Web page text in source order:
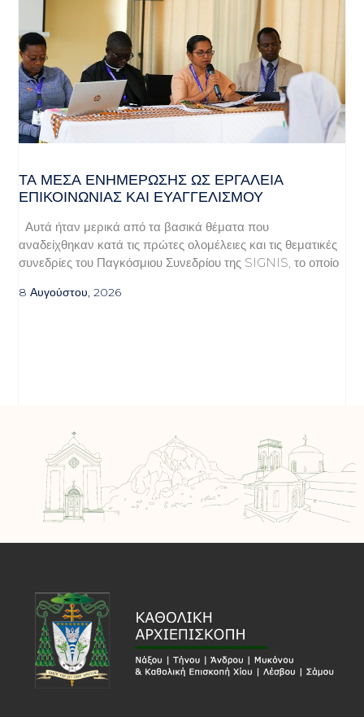
ΤΑ ΜΈΣΑ ΕΝΗΜΈΡΩΣΗΣ ΩΣ ΕΡΓΑΛΕΊΑ
ΕΠΙΚΟΙΝΩΝΊΑΣ ΚΑΙ ΕΥΑΓΓΕΛΙΣΜΟΎ
Αυτά ήταν μερικά από τα βασικά θέματα που
αναδείχθηκαν κατά τις πρώτες ολομέλειες και τις θεματικές
συνεδρίες του Παγκόσμιου Συνεδρίου της SIGNIS, το οποίο
8 Αυγούστου, 2026